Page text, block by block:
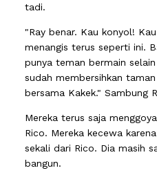
tadi.
"Ray benar. Kau konyol!
menangis terus seperti ini.
punya teman bermain
sudah membersihkan
bersama Kakek." Sambung
Mereka terus saja
Rico. Mereka kecewa
sekali dari Rico. Dia masih
bangun.